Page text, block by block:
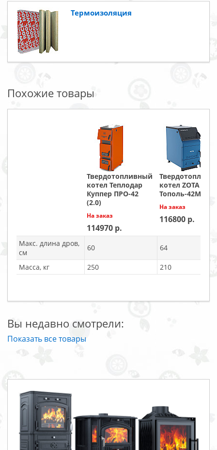
Термоизоляция
Похожие товары
Твердотопливный
котел Теплодар
Куппер ПРО-42
(2.0)
На заказ
114970
котел ZOTA
Тополь-42М
На заказ
116800
Макс. длина дров,
см
60 64
Масса, кг 250 210
Вы недавно смотрели:
Показать все товары